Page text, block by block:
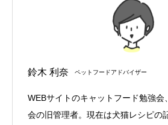
鈴木 利奈 ペットフードアドバイザー
WEBサイトのキャットフード勉強会
会の旧管理者。現在は犬猫レシピの